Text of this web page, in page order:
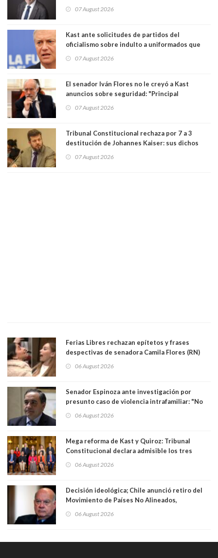
democracia” y "defendemos la alternancia en el
07 August 2026
Kast ante solicitudes de partidos del
oficialismo sobre indulto a uniformados que
07 August 2026
El senador Iván Flores no le creyó a Kast
anuncios sobre seguridad: "Principal
perseguir ruta del dinero y levantar secreto
07 August 2026
Tribunal Constitucional rechaza por 7 a 3
destitución de Johannes Kaiser: sus dichos
justicia constitucional porque no es diputado
07 August 2026
Ferias Libres rechazan epítetos y frases
despectivas de senadora Camila Flores (RN)
06 August 2026
Senador Espinoza ante investigación por
presunto caso de violencia intrafamiliar: "No
antecedentes a Tribunal Supremo
06 August 2026
Mega reforma de Kast y Quiroz: Tribunal
Constitucional declara admisible los tres
06 August 2026
Decisión ideológica; Chile anunció retiro del
Movimiento de Países No Alineados,
1971. Excanciller Insulza lamentó decisión
06 August 2026